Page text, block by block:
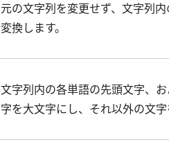
元の文字列を変更せず、文字列
変換します。
文字列内の各単語の先頭文字、
字を大文字にし、それ以外の文字